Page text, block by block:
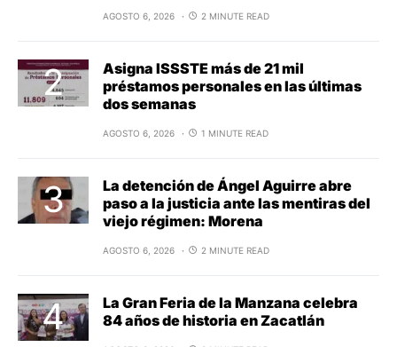
AGOSTO 6, 2026 2 MINUTE READ
Asigna ISSSTE más de 21 mil
préstamos personales en las últimas
dos semanas
AGOSTO 6, 2026 1 MINUTE READ
La detención de Ángel Aguirre abre
paso a la justicia ante las mentiras del
viejo régimen: Morena
AGOSTO 6, 2026 2 MINUTE READ
La Gran Feria de la Manzana celebra
84 años de historia en Zacatlán